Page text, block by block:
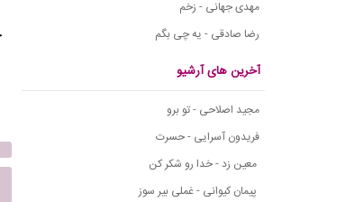
مهدی جهانی - زخم
رضا صادقی - یه چی بگم
آخرین های آرشیو
مجید اصلاحی - تو برو
فریدون آسرایی - حسرت
معین زد - خدا رو شکر کن
پیمان کیوانی - غملی بیر سوز